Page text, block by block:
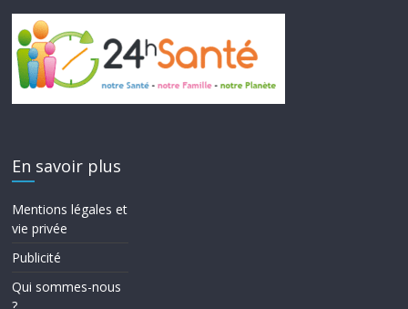
En savoir plus
Mentions légales et
vie privée
Publicité
Qui sommes-nous